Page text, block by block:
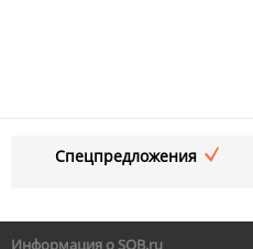
Спецпредложения
Информация о SOB.ru